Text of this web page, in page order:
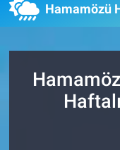
Hamamözü
Eğitim
Ekonomi
Elazığ
Namaz
Trafik Durumu
Süper Lig